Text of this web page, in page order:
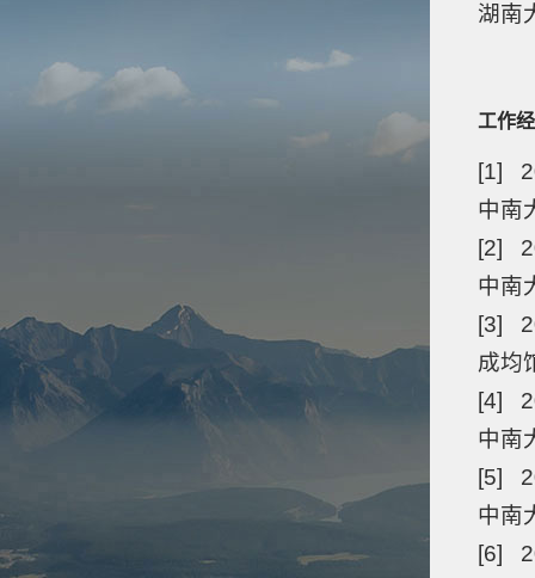
湖南
工作
[1]
中南
[2]
中南
[3]
成均
[4]
中南
[5]
中南
[6]